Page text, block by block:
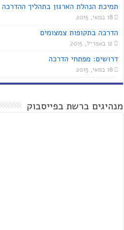
תמיכת הנהלת הארגון בתהליך ההדרכה
18 במאי, 2015
הדרכה בתקופות צמצומים
12 באפריל, 2015
דרושים: מפתחי הדרכה
18 במאי, 2015
מנהיגים ברשת בפייסבוק